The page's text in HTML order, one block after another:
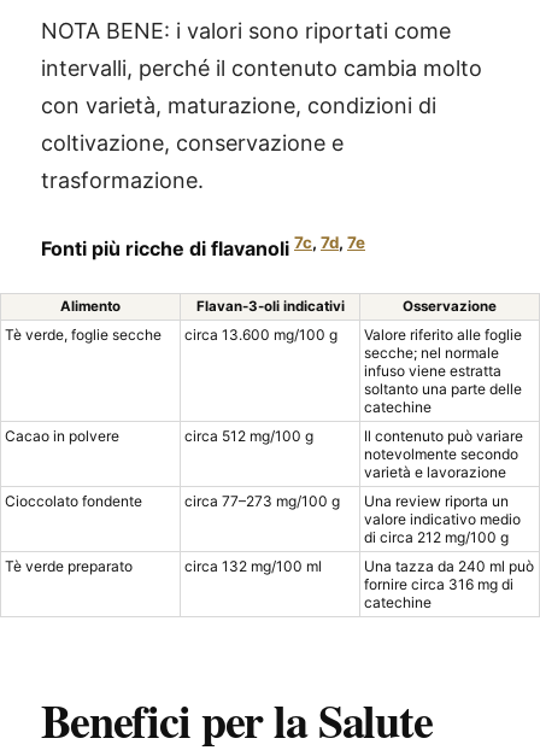
NOTA BENE: i valori sono riportati come
intervalli, perché il contenuto cambia molto
con varietà, maturazione, condizioni di
coltivazione, conservazione e
trasformazione.
Fonti più ricche di flavanoli 7c, 7d, 7e
Alimento Flavan-3-oli indicativi Osservazione
Tè verde, foglie secche circa 13.600 mg/100 g
Valore riferito alle foglie
secche; nel normale
infuso viene estratta
soltanto una parte delle
catechine
Cacao in polvere
circa 512 mg/100 g
Il contenuto può variare
notevolmente secondo
varietà e lavorazione
Cioccolato fondente
circa 77–273 mg/100 g
Una review riporta un
valore indicativo medio
di circa 212 mg/100 g
Tè verde preparato
circa 132 mg/100 ml
Una tazza da 240 ml può
fornire circa 316 mg di
catechine
Benefici per la Salute